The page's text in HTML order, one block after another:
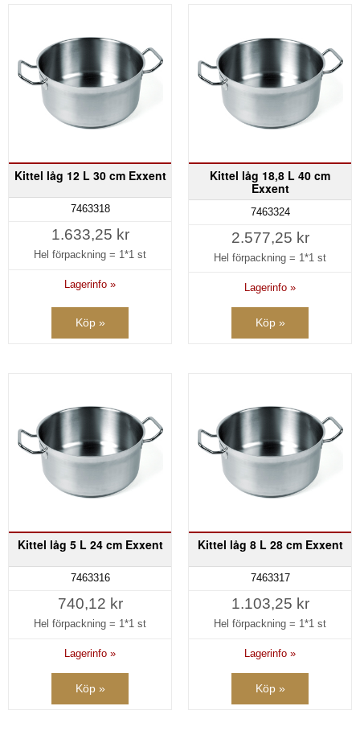
Kittel låg 12 L 30 cm Exxent
7463318
1.633,25 kr
Hel förpackning = 1*1 st
Lagerinfo »
Köp »
Kittel låg 18,8 L 40 cm
Exxent
7463324
2.577,25 kr
Hel förpackning = 1*1 st
Lagerinfo »
Köp »
Kittel låg 5 L 24 cm Exxent
7463316
740,12 kr
Hel förpackning = 1*1 st
Lagerinfo »
Köp »
Kittel låg 8 L 28 cm Exxent
7463317
1.103,25 kr
Hel förpackning = 1*1 st
Lagerinfo »
Köp »